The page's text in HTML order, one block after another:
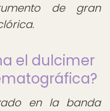
de gran
el dulcimer
en la banda